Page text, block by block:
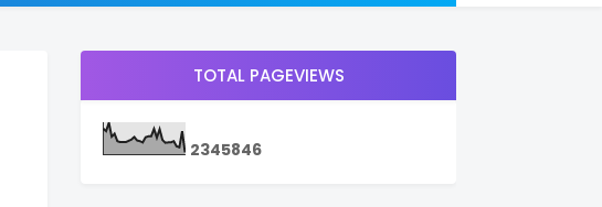
TOTAL PAGEVIEWS
2345846